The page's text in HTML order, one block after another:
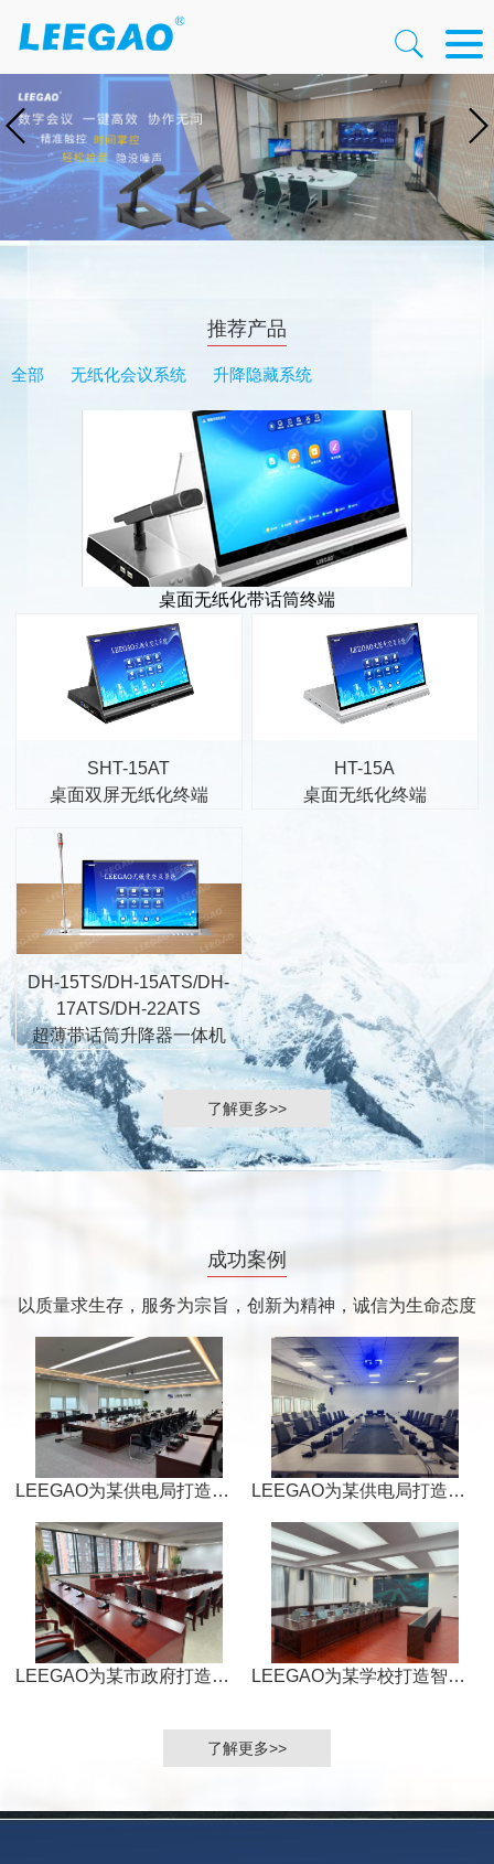
推荐产品
全部 无纸化会议系统 升降隐藏系统
桌面无纸化带话筒终端
SHT-15AT
桌面双屏无纸化终端
HT-15A
桌面无纸化终端
DH-15TS/DH-15ATS/DH-
17ATS/DH-22ATS
超薄带话筒升降器一体机
了解更多>>
成功案例
以质量求生存，服务为宗旨，创新为精神，诚信为生命态度
LEEGAO为某供电局打造数字会议室 LEEGAO为某供电局打造数字会议室
LEEGAO为某市政府打造数字会议室 LEEGAO为某学校打造智能无纸化会议室
了解更多>>